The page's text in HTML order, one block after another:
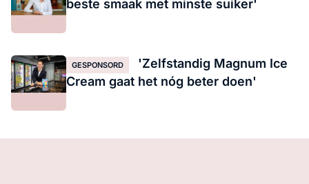
beste smaak met minste suiker'
GESPONSORD
'Zelfstandig Magnum Ice
Cream gaat het nóg beter doen'